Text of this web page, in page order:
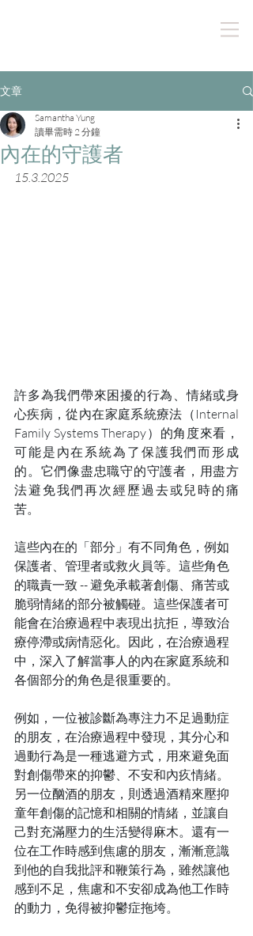
文章
內在的守護者
Samantha Yung
讀畢需時 2 分鐘
15.3.2025
許多為我們帶來困擾的行為、情緒或身
心疾病，從內在家庭系統療法（Internal
Family Systems Therapy）的角度來看，
可能是內在系統為了保護我們而形成
的。它們像盡忠職守的守護者，用盡方
法避免我們再次經歷過去或兒時的痛
苦。
這些內在的「部分」有不同角色，例如
保護者、管理者或救火員等。這些角色
的職責一致 -- 避免承載著創傷、痛苦或
脆弱情緒的部分被觸碰。這些保護者可
能會在治療過程中表現出抗拒，導致治
療停滯或病情惡化。因此，在治療過程
中，深入了解當事人的內在家庭系統和
各個部分的角色是很重要的。
例如，一位被診斷為專注力不足過動症
的朋友，在治療過程中發現，其分心和
過動行為是一種逃避方式，用來避免面
對創傷帶來的抑鬱、不安和內疚情緒。
另一位酗酒的朋友，則透過酒精來壓抑
童年創傷的記憶和相關的情緒，並讓自
己對充滿壓力的生活變得麻木。還有一
位在工作時感到焦慮的朋友，漸漸意識
到他的自我批評和鞭策行為，雖然讓他
感到不足，焦慮和不安卻成為他工作時
的動力，免得被抑鬱症拖垮。